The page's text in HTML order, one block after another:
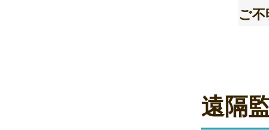
ご
遠隔